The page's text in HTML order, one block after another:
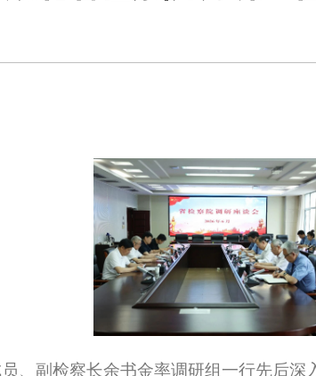
、副检察长余书金率调研组一行先后